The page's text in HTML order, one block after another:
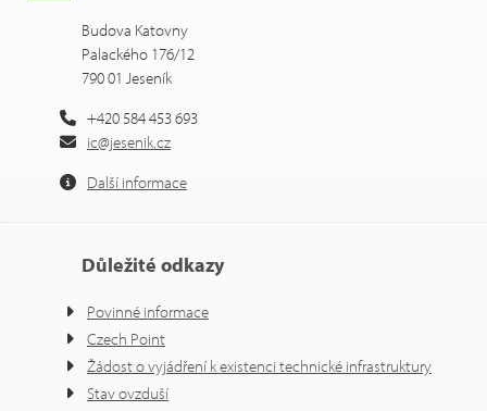
Budova Katovny
Palackého 176/12
790 01 Jeseník
+420 584 453 693
ic@jesenik.cz
Další informace
Důležité odkazy
Povinné informace
Czech Point
Žádost o vyjádření k existenci technické infrastruktury
Stav ovzduší